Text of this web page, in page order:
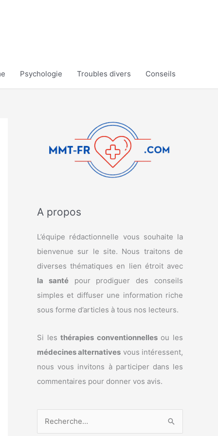
Psychologie Troubles divers Conseils
A propos
L’équipe rédactionnelle vous souhaite la
bienvenue sur le site. Nous traitons de
diverses thématiques en lien étroit avec
la santépour prodiguer des conseils
simples et diffuser une information riche
sous forme d’articles à tous nos lecteurs.
Si lesthérapies conventionnellesou les
médecines alternatives vous intéressent,
nous vous invitons à participer dans les
commentaires pour donner vos avis.